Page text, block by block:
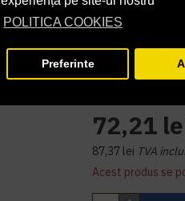
POLITICA COOKIES
Preferinte
72,21
87,37 lei TVA
Acest produs se
Cantitate
bucati